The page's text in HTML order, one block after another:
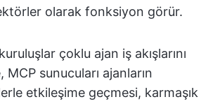
olarak fonksiyon görür.
çoklu ajan iş akışlarını
sunucuları ajanların
etkileşime geçmesi, karmaşık